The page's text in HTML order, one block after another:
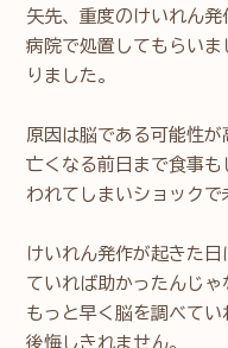
矢先、重度のけいれん発
病院で処置してもらい
りました。
原因は脳である可能性が
亡くなる前日まで食事
われてしまいショックで
けいれん発作が起きた
ていれば助かったんじ
もっと早く脳を調べて
後悔しきれません。